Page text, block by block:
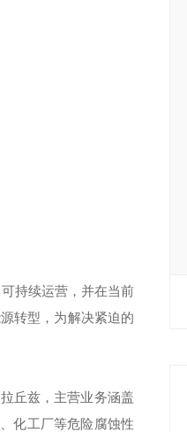
持续运营，并在当前
转型，为解决紧迫的
丘兹，主营业务涵盖
化工厂等危险腐蚀性